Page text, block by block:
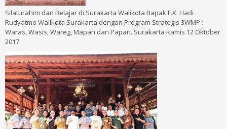
Silaturahim dan Belajar di Surakarta Walikota Bapak F.X. Hadi
Rudyatmo Walikota Surakarta dengan Program Strategis 3WMP :
Waras, Wasis, Wareg, Mapan dan Papan. Surakarta Kamis 12 Oktober
2017